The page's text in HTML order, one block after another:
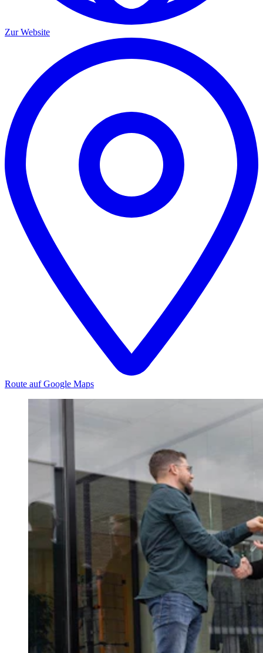
Zur Website
Route auf Google Maps